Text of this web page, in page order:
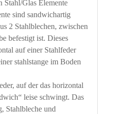
Stahl/Glas Elemente
sind sandwichartig
2 Stahlblechen, zwischen
befestigt ist. Dieses
auf einer Stahlfeder
stahlstange im Boden
auf der das horizontal
leise schwingt. Das
Stahlbleche und